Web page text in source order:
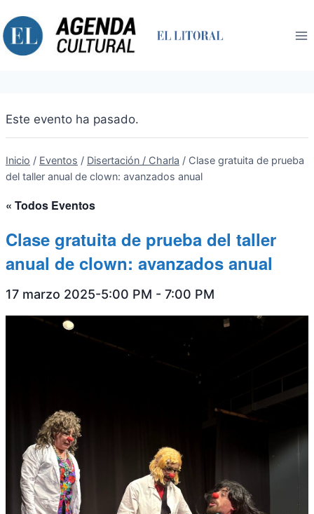
al
contenido
Este evento ha pasado.
Inicio / Eventos / Disertación / Charla / Clase gratuita de prueba
del taller anual de clown: avanzados anual
« Todos Eventos
Clase gratuita de prueba del taller
anual de clown: avanzados anual
17 marzo 2025-5:00 PM - 7:00 PM